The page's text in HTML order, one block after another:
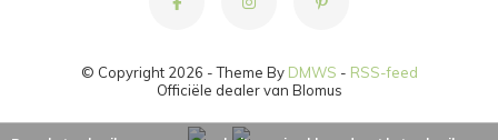
© Copyright 2026 - Theme By DMWS - RSS-feed
Officiële dealer van Blomus